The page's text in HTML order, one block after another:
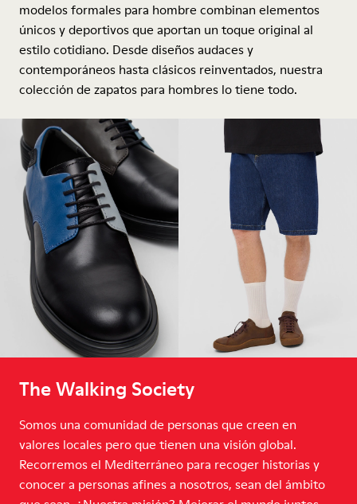
modelos formales para hombre combinan elementos
únicos y deportivos que aportan un toque original al
estilo cotidiano. Desde diseños audaces y
contemporáneos hasta clásicos reinventados, nuestra
colección de zapatos para hombres lo tiene todo.
The Walking Society
Somos una comunidad de personas que creen en
valores locales pero que tienen una visión global.
Recorremos el Mediterráneo para recoger historias y
conocer a personas afines a nosotros, sean del ámbito